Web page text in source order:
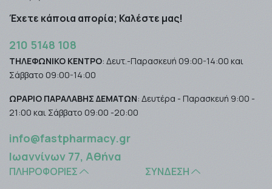
Έχετε κάποια απορία; Καλέστε μας!
210 5148 108
ΤΗΛΕΦΩΝΙΚΟ ΚΕΝΤΡΟ: Δευτ.-Παρασκευή 09:00-14:00 και
Σάββατο 09:00-14:00
ΩΡΑΡΙΟ ΠΑΡΑΛΑΒΗΣ ΔΕΜΑΤΩΝ: Δευτέρα - Παρασκευή 9:00 -
21:00 και Σάββατο 09:00 -20:00
info@fastpharmacy.gr
Ιωαννίνων 77, Αθήνα
ΠΛΗΡΟΦΟΡΊΕΣ ΣΎΝΔΕΣΗ